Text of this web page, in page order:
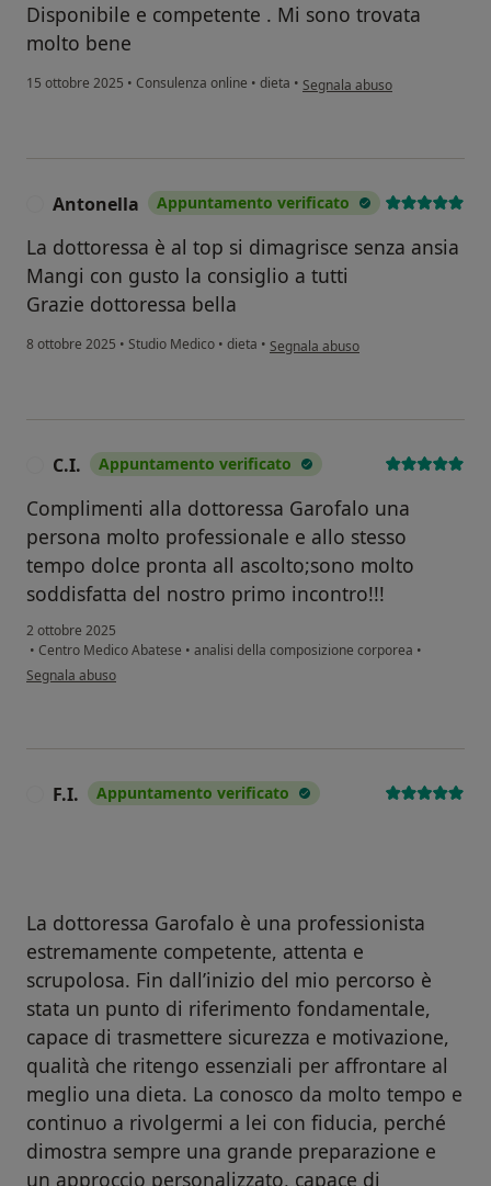
Disponibile e competente . Mi sono trovata
molto bene
15 ottobre 2025 • Consulenza online • dieta • secondo l'opinione dell'utente
Segnala abuso
Antonella Appuntamento verificato
La dottoressa è al top si dimagrisce senza ansia
Mangi con gusto la consiglio a tutti
Grazie dottoressa bella
8 ottobre 2025 • Studio Medico • dieta • secondo l'opinione dell'utente
Segnala abuso
C.I. Appuntamento verificato
Complimenti alla dottoressa Garofalo una
persona molto professionale e allo stesso
tempo dolce pronta all ascolto;sono molto
soddisfatta del nostro primo incontro!!!
2 ottobre 2025
• Centro Medico Abatese • analisi della composizione corporea •
secondo l'opinione dell'utente C.I.
Segnala abuso
F.I. Appuntamento verificato
La dottoressa Garofalo è una professionista
estremamente competente, attenta e
scrupolosa. Fin dall’inizio del mio percorso è
stata un punto di riferimento fondamentale,
capace di trasmettere sicurezza e motivazione,
qualità che ritengo essenziali per affrontare al
meglio una dieta. La conosco da molto tempo e
continuo a rivolgermi a lei con fiducia, perché
dimostra sempre una grande preparazione e
un approccio personalizzato, capace di